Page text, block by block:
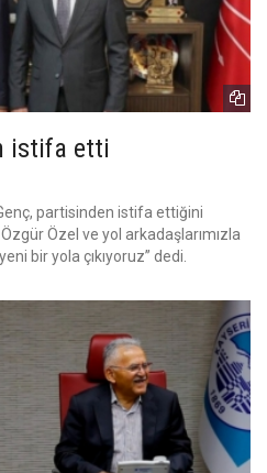
istifa etti
partisinden istifa ettiğini
Özel ve yol arkadaşlarımızla
bir yola çıkıyoruz” dedi.